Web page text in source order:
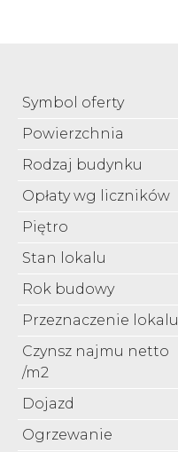
Symbol oferty
Powierzchnia
Rodzaj budynku
Opłaty wg liczników
Piętro
Stan lokalu
Rok budowy
Przeznaczenie lokalu
Czynsz najmu netto
/m2
Dojazd
Ogrzewanie